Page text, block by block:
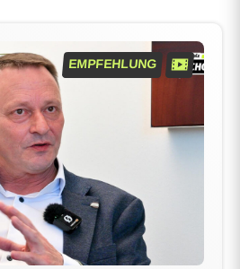
EMPFEHLUNG